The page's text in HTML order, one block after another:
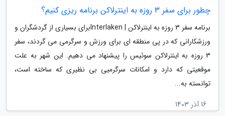
چطور برای سفر 3 روزه به اینترلاکن برنامه ریزی کنیم؟
برنامه سفر 3 روزه به اینترلاکن | Interlakenبرای بسیاری از گردشگران و
ورزشکارانی که در پی منطقه ای برای ورزش و سرگرمی می گردند، سفر
3 روزه به اینترلاکن سوئیس را پیشنهاد می دهیم. این شهر به علت
موقعیتی که دارد و امکانات سرگرمیی بی نظیری که ساخته است،
توانسته به...
16 آذر 1403